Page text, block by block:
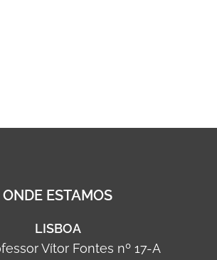
ONDE ESTAMOS
LISBOA
Vítor Fontes nº 17-A